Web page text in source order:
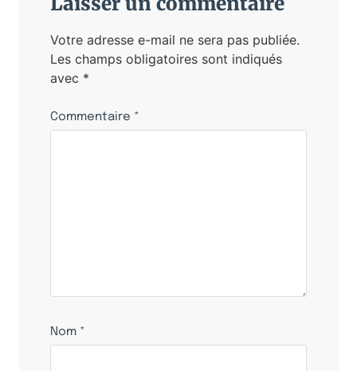
Votre adresse e-mail ne sera pas publiée.
Les champs obligatoires sont indiqués
avec *
Commentaire *
Nom *